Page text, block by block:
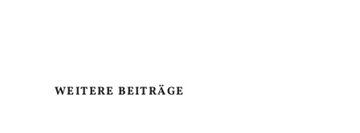
WEITERE BEITRÄGE